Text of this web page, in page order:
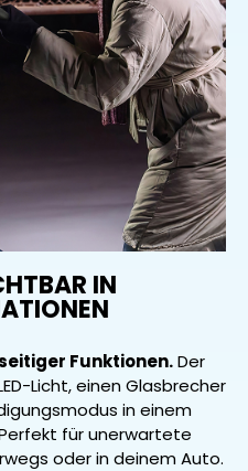
IN
Funktionen.Der
Licht, einen Glasbrecher
in einem
für unerwartete
oder in deinem Auto.